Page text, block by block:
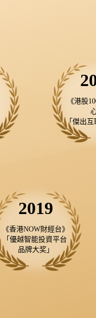
《港股
「傑出互
2019
《香港NOW財經台》
「優越智能投資平台
品牌大奖」